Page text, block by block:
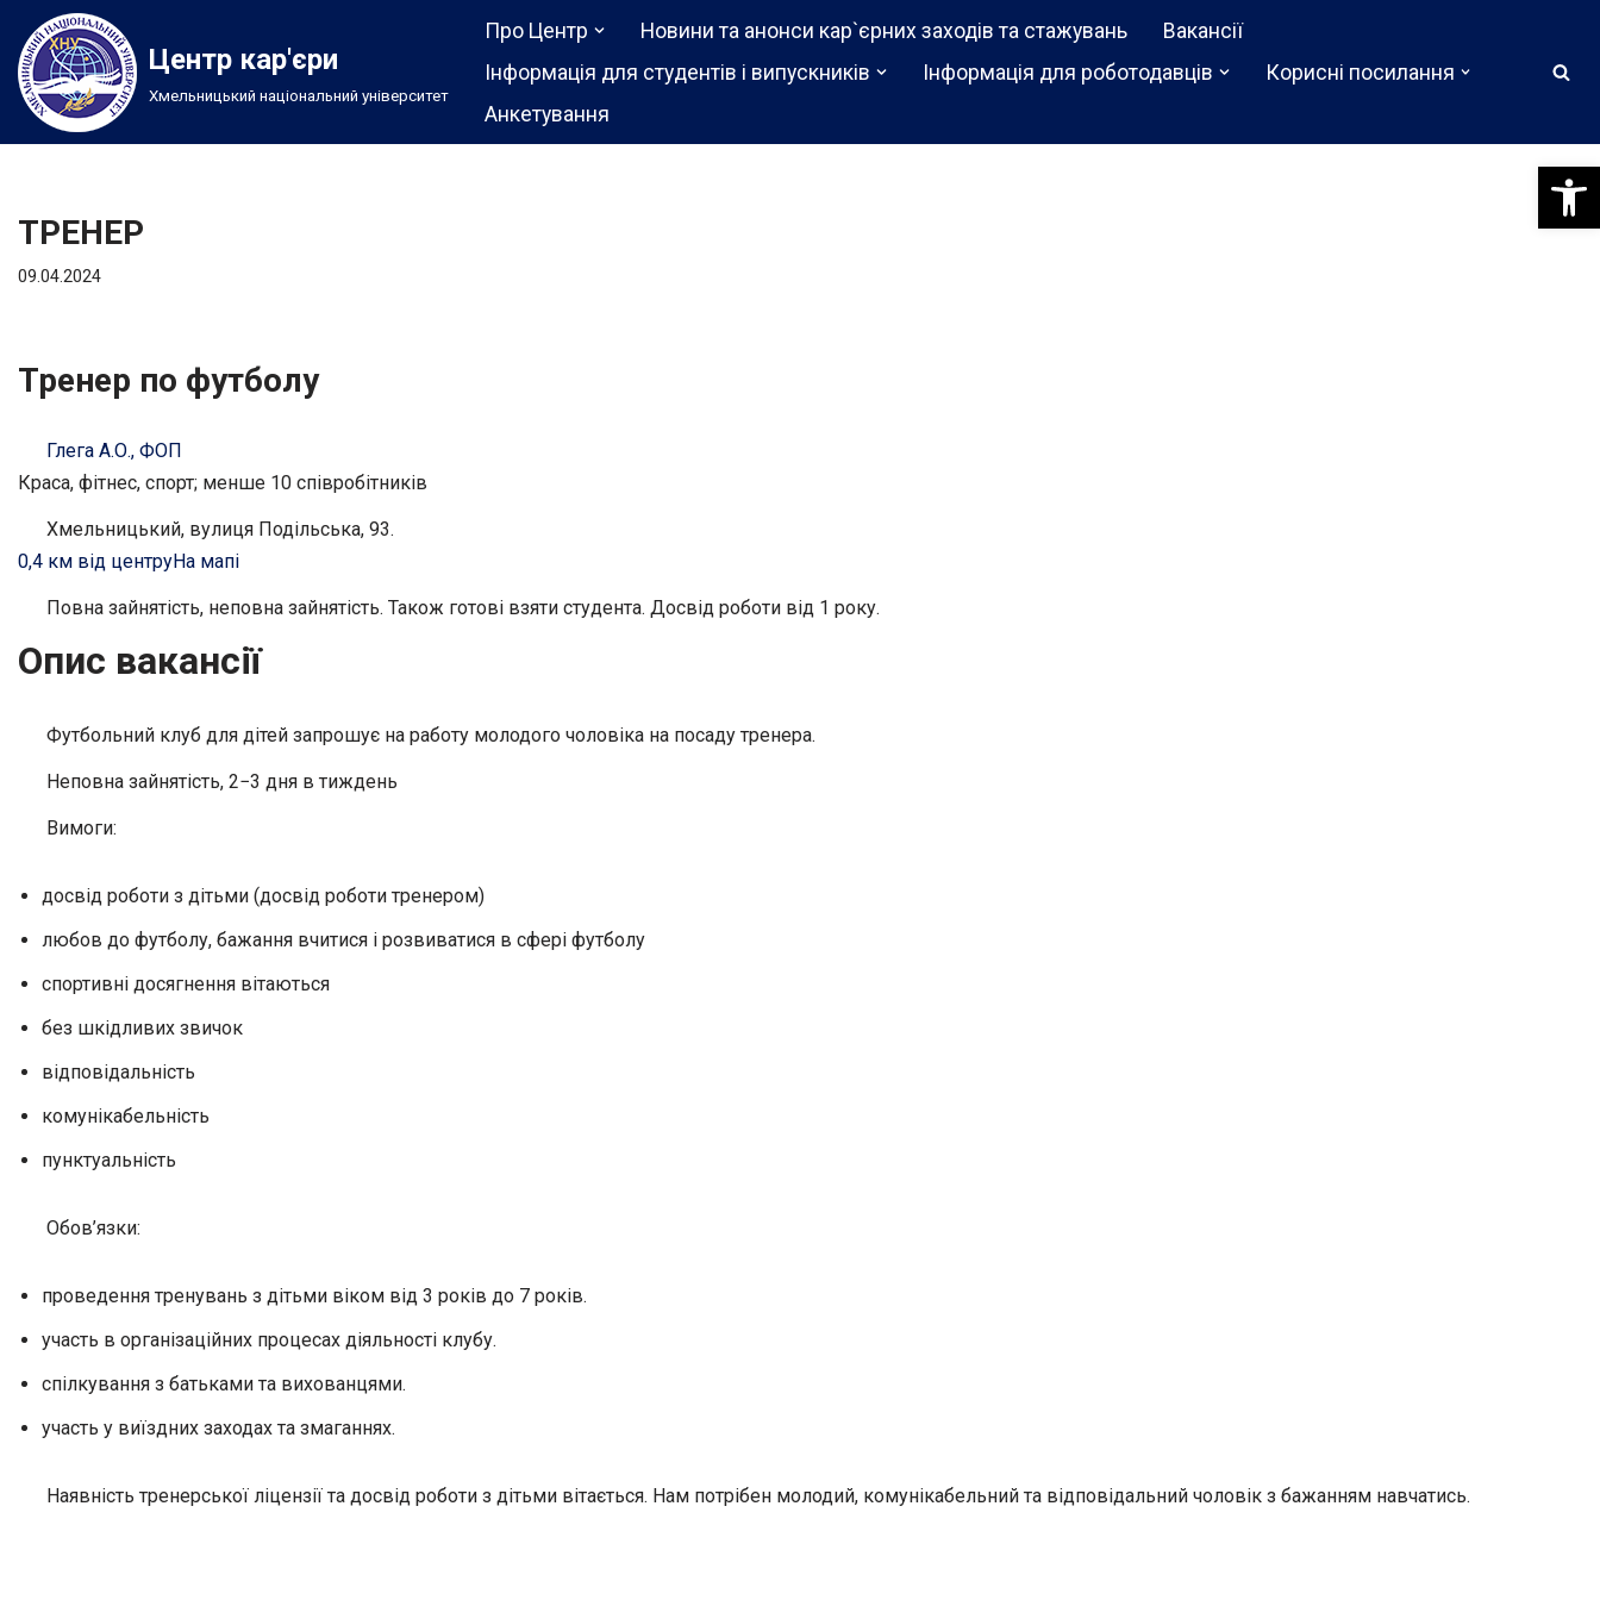
Перейти
до
вмісту
Центр кар'єри
Хмельницький національний університет
Про Центр Новини та анонси кар`єрних заходів та стажувань
Вакансії
Інформація для студентів і випускників
Інформація для роботодавців
Корисні посилання
Анкетування
ТРЕНЕР
09.04.2024
Тренер по футболу
Глега А.О., ФОП
Краса, фітнес, спорт; менше 10 співробітників
Хмельницький, вулиця Подільська, 93.
0,4 км від центруНа мапі
Повна зайнятість, неповна зайнятість. Також готові взяти студента. Досвід роботи від 1 року.
Опис вакансії
Футбольний клуб для дітей запрошує на работу молодого чоловіка на посаду тренера.
Неповна зайнятість, 2−3 дня в тиждень
Вимоги:
досвід роботи з дітьми (досвід роботи тренером)
любов до футболу, бажання вчитися і розвиватися в сфері футболу
спортивні досягнення вітаються
без шкідливих звичок
відповідальність
комунікабельність
пунктуальність
Обов’язки:
проведення тренувань з дітьми віком від 3 років до 7 років.
участь в організаційних процесах діяльності клубу.
спілкування з батьками та вихованцями.
участь у виїздних заходах та змаганнях.
Наявність тренерської ліцензії та досвід роботи з дітьми вітається. Нам потрібен молодий, комунікабельний та відповідальний чоловік з бажанням навчатись.